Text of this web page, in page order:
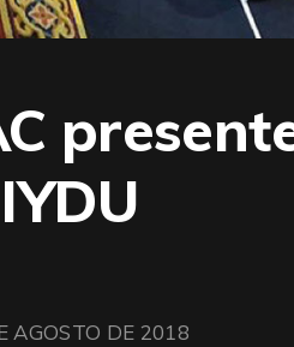
AGOSTO DE 2018